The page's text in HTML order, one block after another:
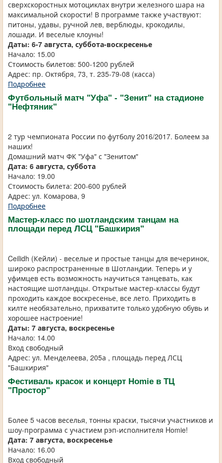
сверхскоростных мотоциклах внутри железного шара на
максимальной скорости! В программе также участвуют:
питоны, удавы, ручной лев, верблюды, крокодилы,
лошади. И веселые клоуны!
Даты: 6-7 августа, суббота-воскресенье
Начало: 15.00
Стоимость билетов: 500-1200 рублей
Адрес: пр. Октября, 73, т. 235-79-08 (касса)
Подробнее
Футбольный матч "Уфа" - "Зенит" на стадионе
"Нефтяник"
2 тур чемпионата России по футболу 2016/2017. Болеем за
наших!
Домашний матч ФК "Уфа" с "Зенитом"
Дата: 6 августа, суббота
Начало: 19.00
Стоимость билета: 200-600 рублей
Адрес: ул. Комарова, 9
Подробнее
Мастер-класс по шотландским танцам на
площади перед ЛСЦ "Башкирия"
Ceilidh (Кейли) - веселые и простые танцы для вечеринок,
широко распространенные в Шотландии. Теперь и у
уфимцев есть возможность научиться танцевать, как
настоящие шотландцы. Открытые мастер-классы будут
проходить каждое воскресенье, все лето. Приходить в
килте необязательно, прихватите только удобную обувь и
хорошее настроение!
Даты: 7 августа, воскресенье
Начало: 14.00
Вход свободный
Адрес: ул. Менделеева, 205а , площадь перед ЛСЦ
"Башкирия"
Фестиваль красок и концерт Homie в ТЦ
"Простор"
Более 5 часов веселья, тонны краски, тысячи участников и
шоу-программа с участием рэп-исполнителя Homie!
Дата: 7 августа, воскресенье
Начало: 16.00
Вход свободный